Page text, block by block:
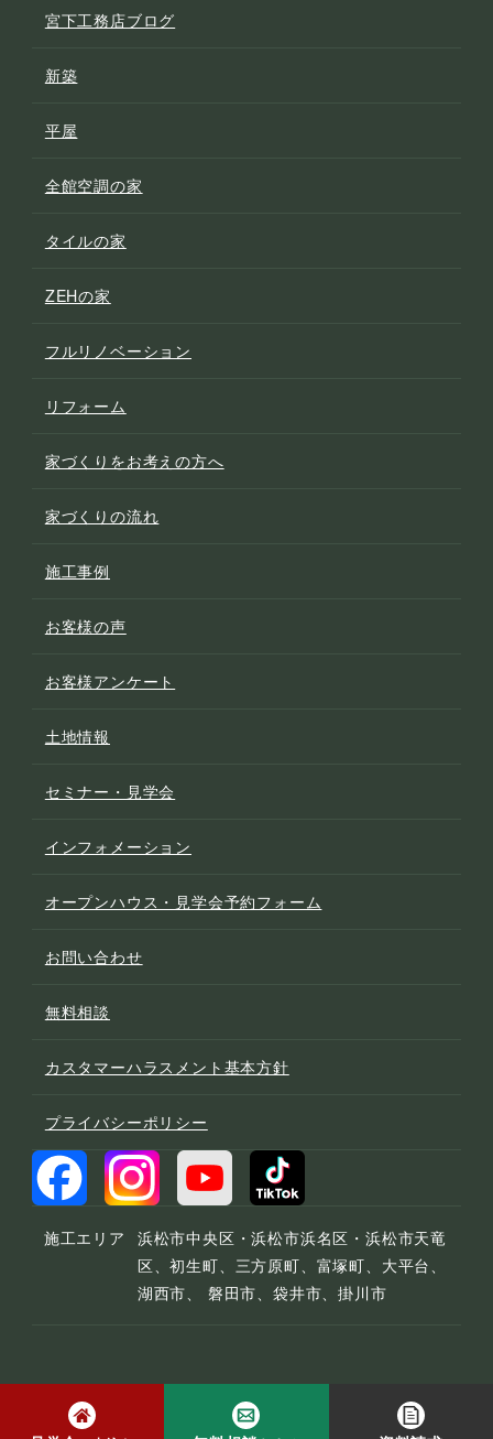
宮下工務店ブログ
新築
平屋
全館空調の家
タイルの家
ZEHの家
フルリノベーション
リフォーム
家づくりをお考えの方へ
家づくりの流れ
施工事例
お客様の声
お客様アンケート
土地情報
セミナー・見学会
インフォメーション
オープンハウス・見学会予約フォーム
お問い合わせ
無料相談
カスタマーハラスメント基本方針
プライバシーポリシー
施工エリア
浜松市中央区・浜松市浜名区・浜松市天竜
区、初生町、三方原町、富塚町、大平台、
湖西市、 磐田市、袋井市、掛川市